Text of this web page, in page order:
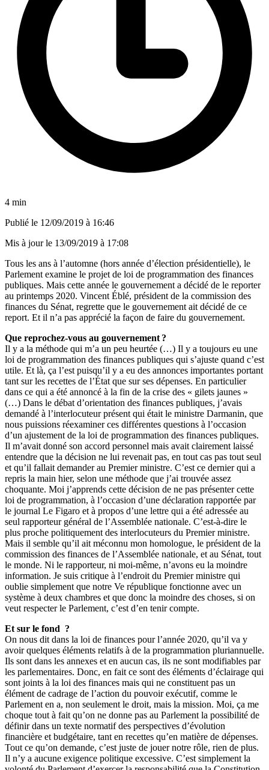
4 min
Publié le 12/09/2019 à 16:46
Mis à jour le 13/09/2019 à 17:08
Tous les ans à l’automne (hors année d’élection présidentielle), le
Parlement examine le projet de loi de programmation des finances
publiques. Mais cette année le gouvernement a décidé de le reporter
au printemps 2020. Vincent Éblé, président de la commission des
finances du Sénat, regrette que le gouvernement ait décidé de ce
report. Et il n’a pas apprécié la façon de faire du gouvernement.
Que reprochez-vous au gouvernement ?
Il y a la méthode qui m’a un peu heurtée (…) Il y a toujours eu une
loi de programmation des finances publiques qui s’ajuste quand c’est
utile. Et là, ça l’est puisqu’il y a eu des annonces importantes portant
tant sur les recettes de l’État que sur ses dépenses. En particulier
dans ce qui a été annoncé à la fin de la crise des « gilets jaunes »
(…) Dans le débat d’orientation des finances publiques, j’avais
demandé à l’interlocuteur présent qui était le ministre Darmanin, que
nous puissions réexaminer ces différentes questions à l’occasion
d’un ajustement de la loi de programmation des finances publiques.
Il m’avait donné son accord personnel mais avait clairement laissé
entendre que la décision ne lui revenait pas, en tout cas pas tout seul
et qu’il fallait demander au Premier ministre. C’est ce dernier qui a
repris la main hier, selon une méthode que j’ai trouvée assez
choquante. Moi j’apprends cette décision de ne pas présenter cette
loi de programmation, à l’occasion d’une déclaration rapportée par
le journal Le Figaro et à propos d’une lettre qui a été adressée au
seul rapporteur général de l’Assemblée nationale. C’est-à-dire le
plus proche politiquement des interlocuteurs du Premier ministre.
Mais il semble qu’il ait méconnu mon homologue, le président de la
commission des finances de l’Assemblée nationale, et au Sénat, tout
le monde. Ni le rapporteur, ni moi-même, n’avons eu la moindre
information. Je suis critique à l’endroit du Premier ministre qui
oublie simplement que notre Ve république fonctionne avec un
système à deux chambres et que donc la moindre des choses, si on
veut respecter le Parlement, c’est d’en tenir compte.
Et sur le fond ?
On nous dit dans la loi de finances pour l’année 2020, qu’il va y
avoir quelques éléments relatifs à de la programmation pluriannuelle.
Ils sont dans les annexes et en aucun cas, ils ne sont modifiables par
les parlementaires. Donc, en fait ce sont des éléments d’éclairage qui
sont joints à la loi des finances mais qui ne constituent pas un
élément de cadrage de l’action du pouvoir exécutif, comme le
Parlement en a, non seulement le droit, mais la mission. Moi, ça me
choque tout à fait qu’on ne donne pas au Parlement la possibilité de
définir dans un texte normatif des perspectives d’évolution
financière et budgétaire, tant en recettes qu’en matière de dépenses.
Tout ce qu’on demande, c’est juste de jouer notre rôle, rien de plus.
Il n’y a aucune exigence politique excessive. C’est simplement la